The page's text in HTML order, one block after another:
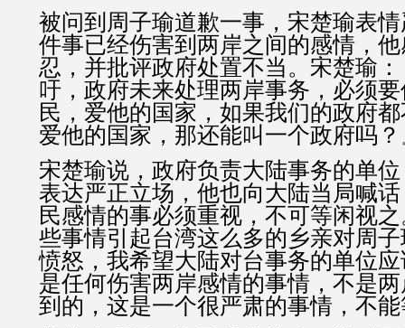
被问到周子瑜道歉一事，宋楚瑜表
件事已经伤害到两岸之间的感情，
忍，并批评政府处置不当。宋楚瑜
吁，政府未来处理两岸事务，必须
民，爱他的国家，如果我们的政府
爱他的国家，那还能叫一个政府吗
宋楚瑜说，政府负责大陆事务的单
表达严正立场，他也向大陆当局喊
民感情的事必须重视，不可等闲视
些事情引起台湾这么多的乡亲对周
愤怒，我希望大陆对台事务的单位
是任何伤害两岸感情的事情，不是
到的，这是一个很严肃的事情，不